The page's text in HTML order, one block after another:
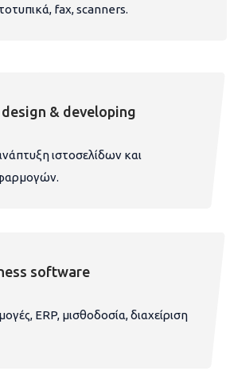
fax, scanners.
& developing
ιστοσελίδων και
software
ERP, μισθοδοσία, διαχείριση